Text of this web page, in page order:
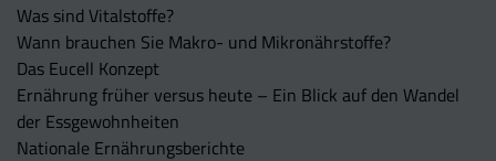
Was sind Vitalstoffe?
Wann brauchen Sie Makro- und Mikronährstoffe?
Das Eucell Konzept
Ernährung früher versus heute – Ein Blick auf den Wandel
der Essgewohnheiten
Nationale Ernährungsberichte